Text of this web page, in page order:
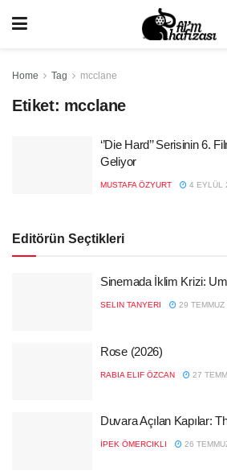
Home Tag mcclane
Etiket: mcclane
‘’Die Hard’’ Serisinin 6.
Geliyor
MUSTAFA ÖZYURT 4 EYLÜL
Editörün Seçtikleri
Sinemada İklim Krizi:
SELIN TANYERI 29 TEMMUZ
Rose (2026)
RABIA ELIF ÖZCAN 27
Duvara Açılan Kapılar:
İPEK ÖMERCIKLI 26